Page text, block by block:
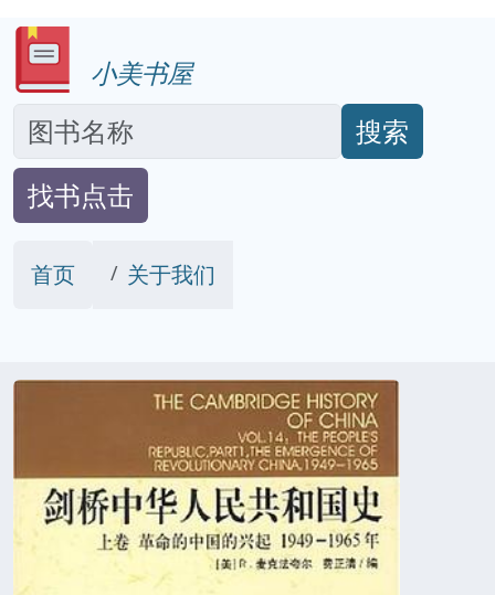
小美书屋
搜索
找书点击
首页 关于我们